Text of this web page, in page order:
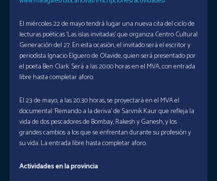
El miércoles 22 de mayo tendrá lugar una nueva cita del ciclo de
lecturas poéticas ‘Las islas invitadas’ que organiza Centro Cultural
Generación del 27. En esta ocasión, el invitado será el escritor y
periodista Ignacio Elguero de Olavide, quien será presentado por
el poeta Ben Clark. Será a las 20.00 horas en el MVA, con entrada
libre hasta completar aforo.
El 23 de mayo, a las 20.30 horas, se proyectará en el MVA el
documental ‘Remando a la deriva’ de Sarvnik Kaur que refleja la
vida de dos pescadores de Bombay, Rakesh y Ganesh, y los
grandes cambios a los que se enfrentan durante su profesión y
su vida. La entrada libre hasta completar aforo.
Actividades en la provincia